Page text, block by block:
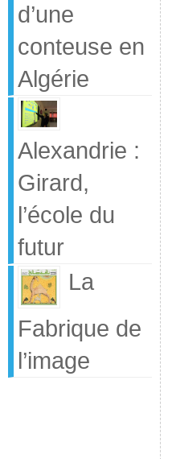
d’une
conteuse en
Algérie
Alexandrie :
Girard,
l’école du
futur
La
Fabrique de
l’image